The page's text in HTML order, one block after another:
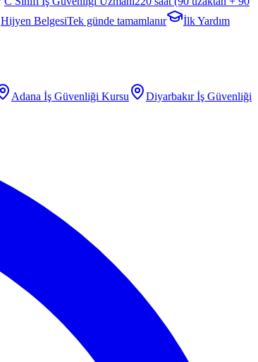
Hijyen BelgesiTek günde tamamlanır
İlk Yardım
Adana İş Güvenliği Kursu Diyarbakırİş Güvenliği